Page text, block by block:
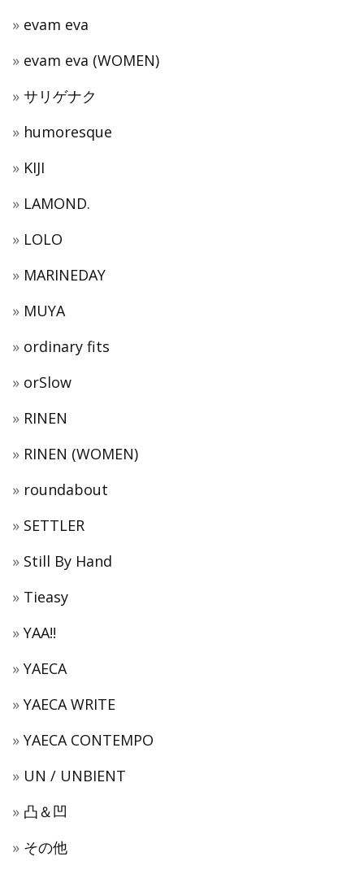
evam eva
evam eva (WOMEN)
サリゲナク
humoresque
KIJI
LAMOND.
LOLO
MARINEDAY
MUYA
ordinary fits
orSlow
RINEN
RINEN (WOMEN)
roundabout
SETTLER
Still By Hand
Tieasy
YAA!!
YAECA
YAECA WRITE
YAECA CONTEMPO
UN / UNBIENT
凸＆凹
その他